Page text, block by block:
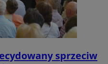
sprzeciw